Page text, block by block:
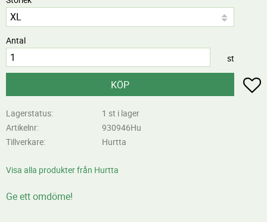
Antal
st
KÖP
Lagerstatus
1 st i lager
Artikelnr
930946Hu
Tillverkare
Hurtta
Visa alla produkter från Hurtta
Ge ett omdöme!